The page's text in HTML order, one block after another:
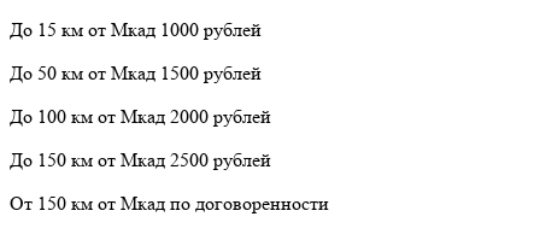
До 15 км от Мкад 1000 рублей
До 50 км от Мкад 1500 рублей
До 100 км от Мкад 2000 рублей
До 150 км от Мкад 2500 рублей
От 150 км от Мкад по договоренности